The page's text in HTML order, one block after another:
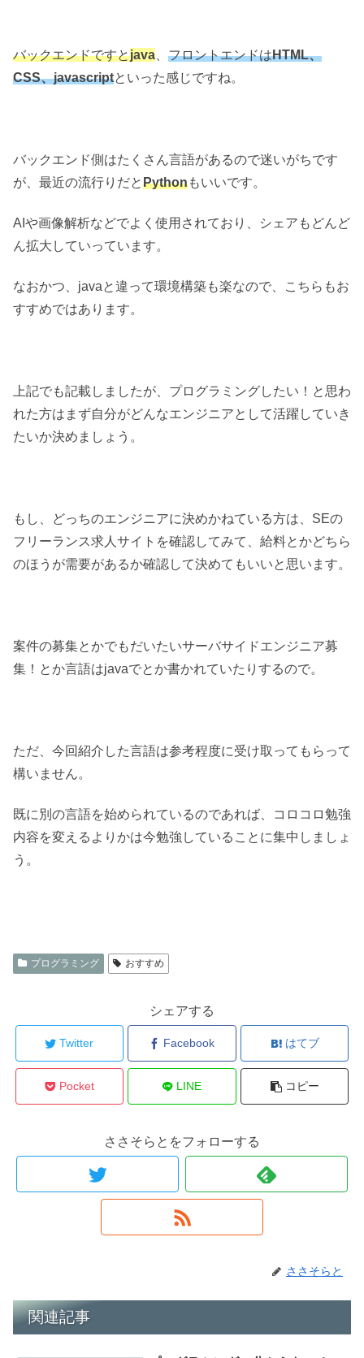
バックエンドですとjava フロントエンドはHTML、
CSS、javascriptといった感じですね。
バックエンド側はたくさん言語があるので迷いがちです
が、最近の流行りだとPythonもいいです。
AIや画像解析などでよく使用されており、シェアもどんど
ん拡大していっています。
なおかつ、javaと違って環境構築も楽なので、こちらもお
すすめではあります。
上記でも記載しましたが、プログラミングしたい！と思わ
れた方はまず自分がどんなエンジニアとして活躍していき
たいか決めましょう。
もし、どっちのエンジニアに決めかねている方は、SEの
フリーランス求人サイトを確認してみて、給料とかどちら
のほうが需要があるか確認して決めてもいいと思います。
案件の募集とかでもだいたいサーバサイドエンジニア募
集！とか言語はjavaでとか書かれていたりするので。
ただ、今回紹介した言語は参考程度に受け取ってもらって
構いません。
既に別の言語を始められているのであれば、コロコロ勉強
内容を変えるよりかは今勉強していることに集中しましょ
う。
プログラミング おすすめ
シェアする
Twitter Facebook はてブ
Pocket LINE コピー
ささそらとをフォローする
ささそらと
関連記事